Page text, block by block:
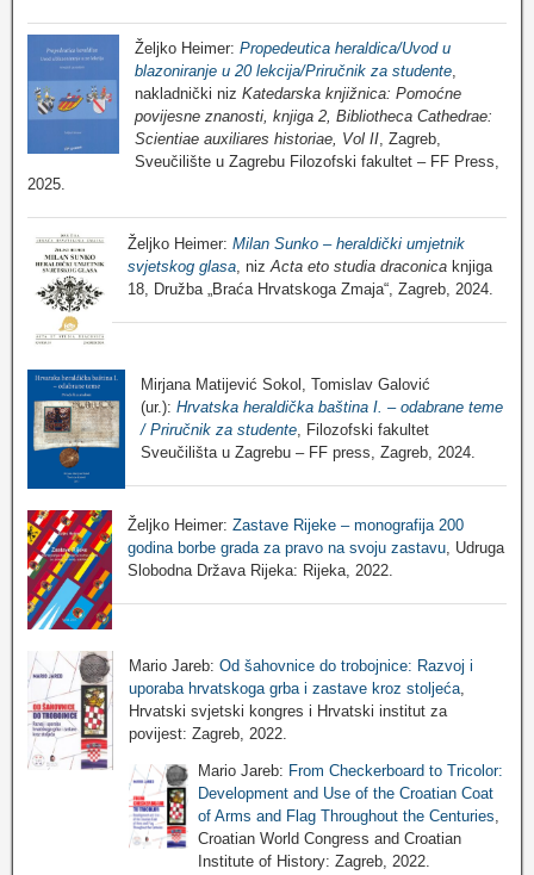
Željko Heimer: Propedeutica heraldica/Uvod u
blazoniranje u 20 lekcija/Priručnik za studente,
nakladnički niz Katedarska knjižnica: Pomoćne
povijesne znanosti, knjiga 2, Bibliotheca Cathedrae:
Scientiae auxiliares historiae, Vol II, Zagreb,
Sveučilište u Zagrebu Filozofski fakultet – FF Press,
2025.
Željko Heimer: Milan Sunko – heraldički umjetnik
svjetskog glasa , niz Acta eto studia draconica knjiga
18, Družba „Braća Hrvatskoga Zmaja“, Zagreb, 2024.
Mirjana Matijević Sokol, Tomislav Galović
(ur.): Hrvatska heraldička baština I. – odabrane teme
/ Priručnik za studente, Filozofski fakultet
Sveučilišta u Zagrebu – FF press, Zagreb, 2024.
Željko Heimer: Zastave Rijeke – monografija 200
godina borbe grada za pravo na svoju zastavu, Udruga
Slobodna Država Rijeka: Rijeka, 2022.
Mario Jareb: Od šahovnice do trobojnice: Razvoj i
uporaba hrvatskoga grba i zastave kroz stoljeća,
Hrvatski svjetski kongres i Hrvatski institut za
povijest: Zagreb, 2022.
Mario Jareb: From Checkerboard to Tricolor:
Development and Use of the Croatian Coat
of Arms and Flag Throughout the Centuries
Croatian World Congress and Croatian
Institute of History: Zagreb, 2022.